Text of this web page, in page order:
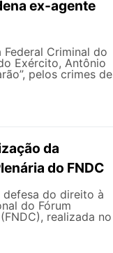
ex-agente
Criminal do
Exército, Antônio
pelos crimes de
da
do FNDC
defesa do direito à
do Fórum
realizada no